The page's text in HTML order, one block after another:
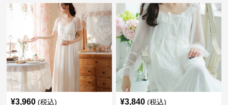
¥3,960 (税込) ¥3,840 (税込)